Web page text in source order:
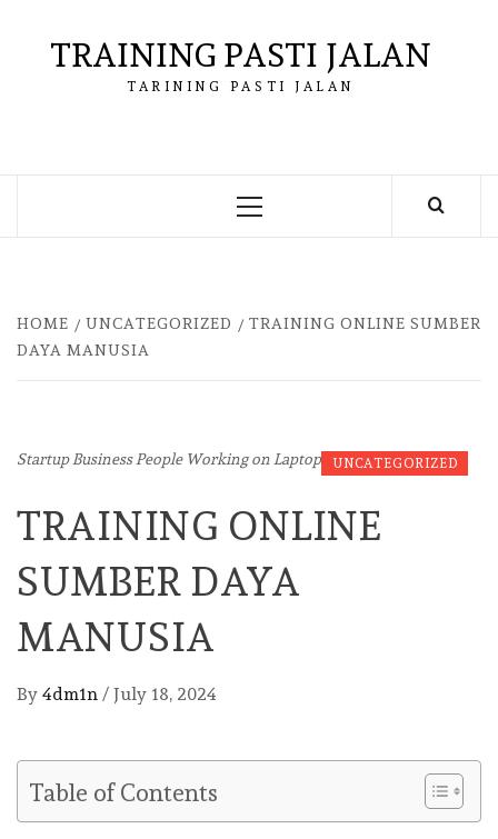
contentTRAINING PASTI JALAN
TARINING PASTI JALAN
Primary
HOME UNCATEGORIZED
TRAINING ONLINE SUMBER
DAYA MANUSIA
Startup Business People Working on Laptop UNCATEGORIZED
TRAINING ONLINE
SUMBER DAYA
MANUSIA
By 4dm1n / July 18, 2024
Table of Contents